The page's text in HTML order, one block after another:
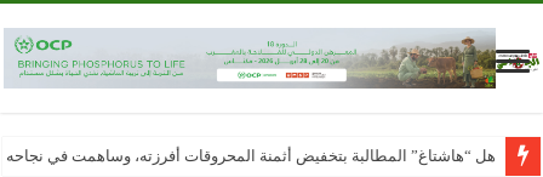
هل “هاشتاغ” المطالبة بتخفيض أثمنة المحروقات أفرزته، وساهمت في